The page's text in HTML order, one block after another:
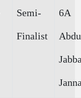
Semi-
Finalist
6A